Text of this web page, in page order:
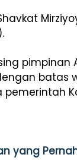
pimpinan
batas
yang